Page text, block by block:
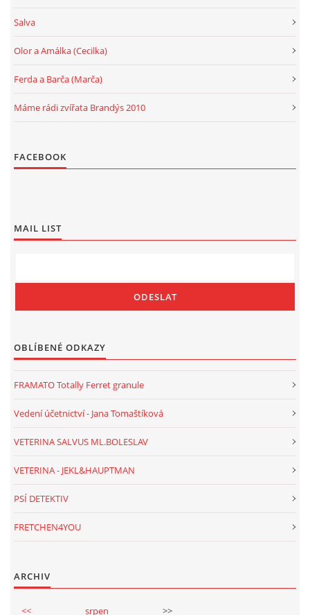
Salva
Olor a Amálka (Cecilka)
Ferda a Barča (Marča)
Máme rádi zvířata Brandýs 2010
FACEBOOK
MAIL LIST
OBLÍBENÉ ODKAZY
FRAMATO Totally Ferret granule
Vedení účetnictví - Jana Tomaštíková
VETERINA SALVUS ML.BOLESLAV
VETERINA - JEKL&HAUPTMAN
PSÍ DETEKTIV
FRETCHEN4YOU
ARCHIV
<< srpen
>>